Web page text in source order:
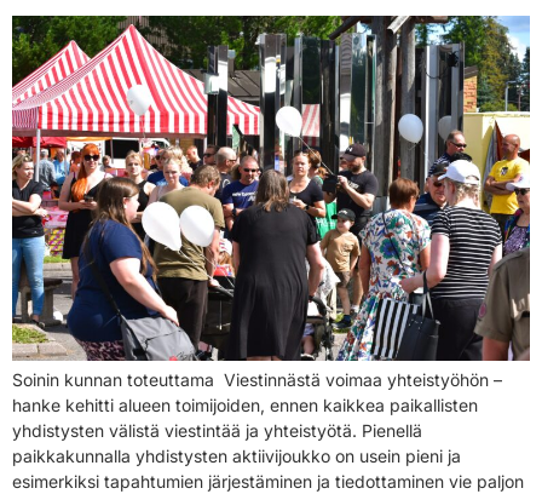
Soinin kunnan toteuttama Viestinnästä voimaa yhteistyöhön –
hanke kehitti alueen toimijoiden, ennen kaikkea paikallisten
yhdistysten välistä viestintää ja yhteistyötä. Pienellä
paikkakunnalla yhdistysten aktiivijoukko on usein pieni ja
esimerkiksi tapahtumien järjestäminen ja tiedottaminen vie paljon